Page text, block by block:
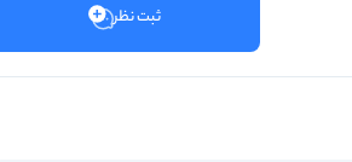
ثبت نظر